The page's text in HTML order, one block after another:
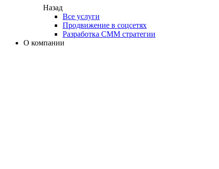
Назад
Все услуги
Продвижение в соцсетях
Разработка СММ стратегии
О компании